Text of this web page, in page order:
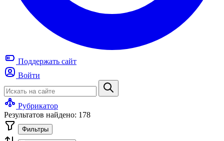
Поддержать сайт
Войти
Рубрикатор
Результатов найдено: 178
Фильтры